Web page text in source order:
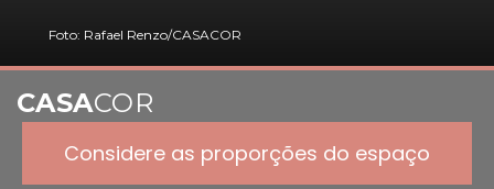
Foto: Rafael Renzo/CASACOR
Considere as proporções do espaço
CASACOR